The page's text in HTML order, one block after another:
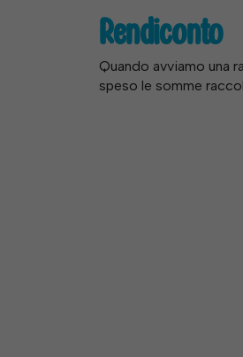
Rendiconto
Quando avviamo una
speso le somme